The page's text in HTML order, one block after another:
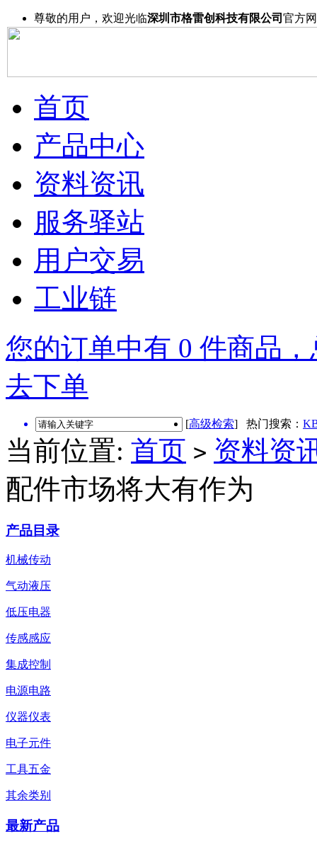
尊敬的用户，欢迎光临深圳市格雷创科技有限公司 官方
首页
产品中心
资料资讯
服务驿站
用户交易
工业链
您的订单中有 0 件商品
去下单
[高级检索] 热门搜索：
当前位置: 首页 > 资料资
配件市场将大有作为
产品目录
机械传动
气动液压
低压电器
传感感应
集成控制
电源电路
仪器仪表
电子元件
工具五金
其余类别
最新产品